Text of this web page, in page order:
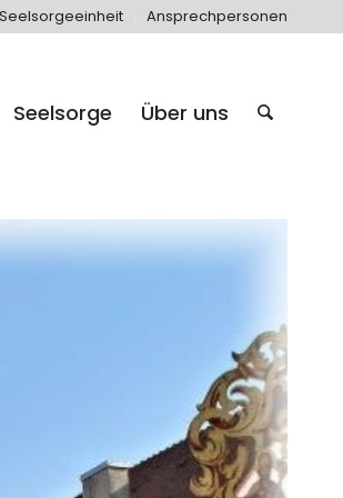
Seelsorgeeinheit Ansprechpersonen
Seelsorge Über uns